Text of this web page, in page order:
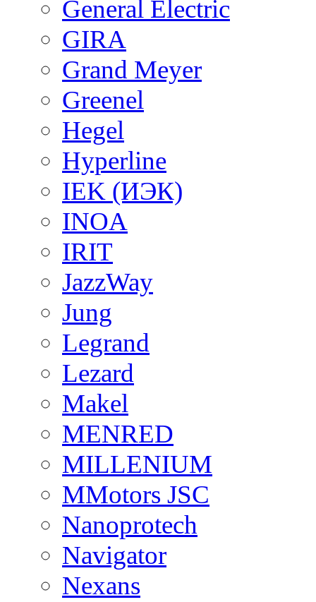
General Electric
GIRA
Grand Meyer
Greenel
Hegel
Hyperline
IEK (ИЭК)
INOA
IRIT
JazzWay
Jung
Legrand
Lezard
Makel
MENRED
MILLENIUM
MMotors JSC
Nanoprotech
Navigator
Nexans